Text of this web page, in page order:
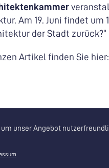
um unser Angebot
Am 19. Juni findet um
der Stadt
Artikel finden Sie hier: